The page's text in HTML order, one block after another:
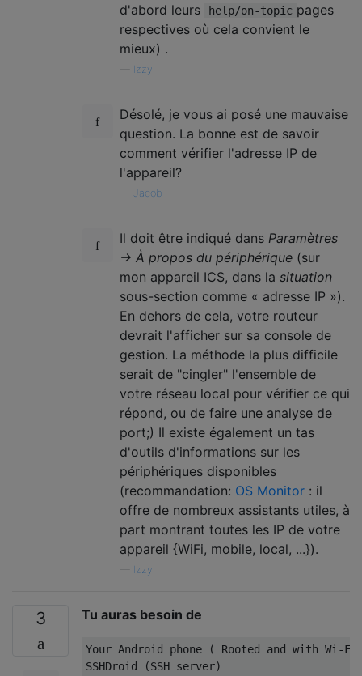
d'abord leurs
help/on-topic pages
respectives où cela convient le
mieux) .
Izzy
Désolé, je vous ai posé une mauvaise
question. La bonne est de savoir
comment vérifier l'adresse IP de
l'appareil?
Jacob
Il doit être indiqué dans Paramètres
→ À propos du périphérique (sur
mon appareil ICS, dans la situation
sous-section comme « adresse IP »).
En dehors de cela, votre routeur
devrait l'afficher sur sa console de
gestion. La méthode la plus difficile
serait de "cingler" l'ensemble de
votre réseau local pour vérifier ce qui
répond, ou de faire une analyse de
port;) Il existe également un tas
d'outils d'informations sur les
périphériques disponibles
(recommandation: OS Monitor : il
offre de nombreux assistants utiles, à
part montrant toutes les IP de votre
appareil {WiFi, mobile, local, ...}).
Izzy
3 Tu auras besoin de
Your Android phone ( Rooted and with
SSHDroid (SSH server)